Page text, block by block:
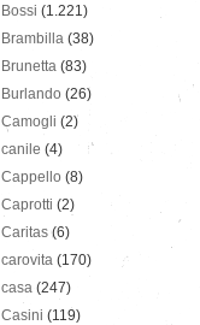
Bossi (1.221)
Brambilla (38)
Brunetta (83)
Burlando (26)
Camogli (2)
canile (4)
Cappello (8)
Caprotti (2)
Caritas (6)
carovita (170)
casa (247)
Casini (119)